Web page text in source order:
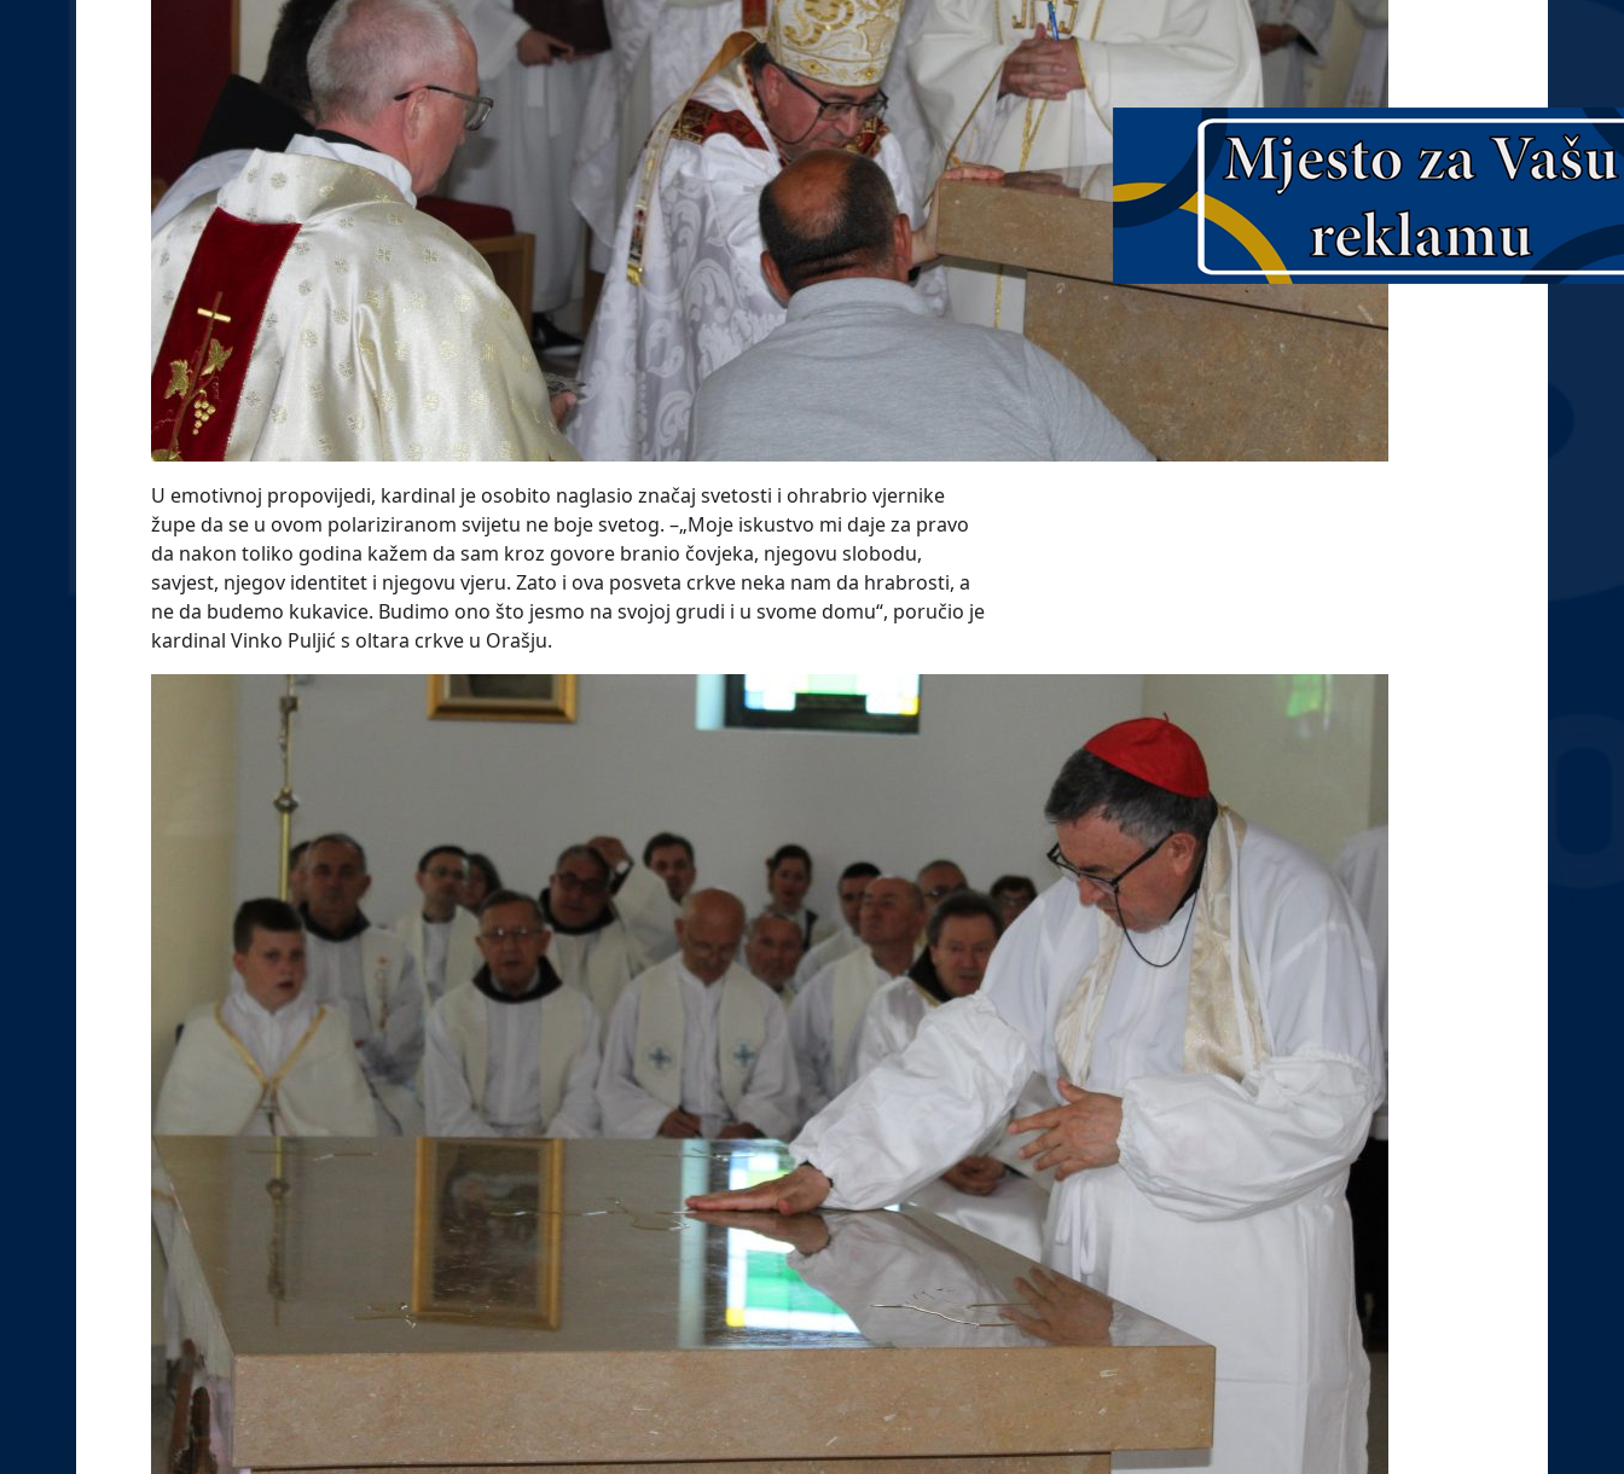
U emotivnoj propovijedi, kardinal je osobito naglasio značaj svetosti i ohrabrio vjernike
župe da se u ovom polariziranom svijetu ne boje svetog. –„Moje iskustvo mi daje za pravo
da nakon toliko godina kažem da sam kroz govore branio čovjeka, njegovu slobodu,
savjest, njegov identitet i njegovu vjeru. Zato i ova posveta crkve neka nam da hrabrosti, a
ne da budemo kukavice. Budimo ono što jesmo na svojoj grudi i u svome domu“, poručio je
kardinal Vinko Puljić s oltara crkve u Orašju.